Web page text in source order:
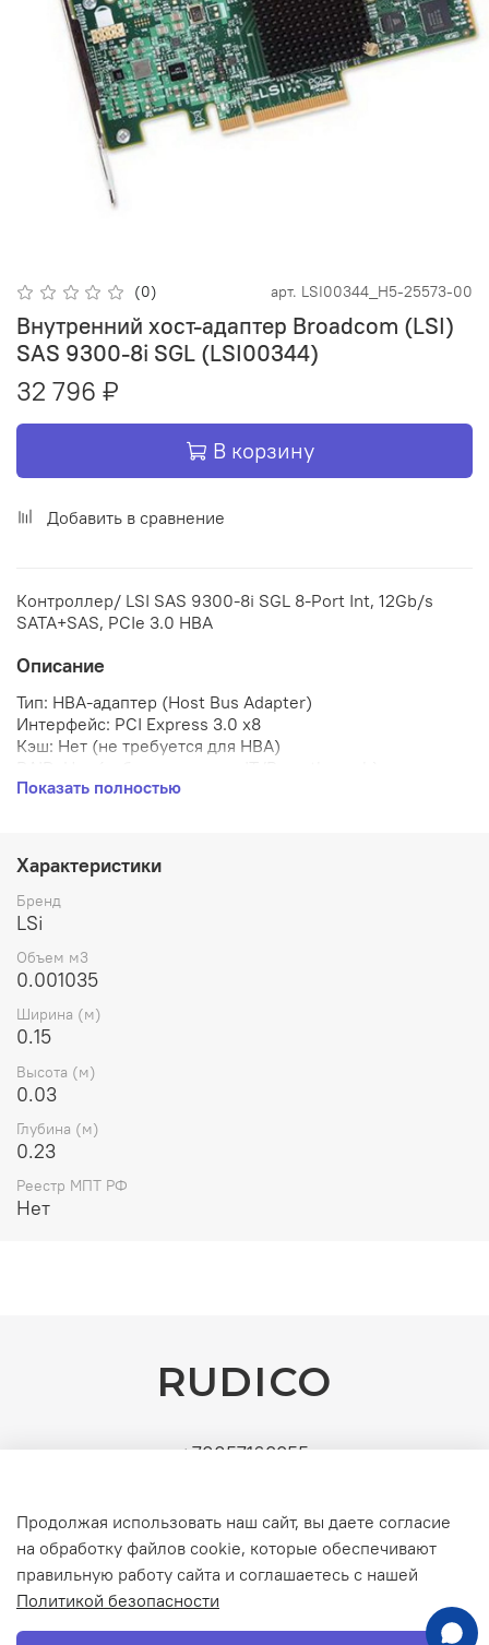
(0) арт. LSI00344_H5-25573-00
Внутренний хост-адаптер Broadcom (LSI)
SAS 9300-8i SGL (LSI00344)
32 796 ₽
В корзину
Добавить в сравнение
Контроллер/ LSI SAS 9300-8i SGL 8-Port Int, 12Gb/s
SATA+SAS, PCIe 3.0 HBA
Описание
Тип: HBA-адаптер (Host Bus Adapter)
Интерфейс: PCI Express 3.0 x8
Кэш: Нет (не требуется для HBA)
Разъемы: 2*SFF-8643 (внутренние Mini-SAS HD)
Форм-фактор: Низкопрофильный (Low Profile)
Показать полностью
Характеристики
Бренд
LSi
Объем м3
0.001035
Ширина (м)
0.15
Высота (м)
0.03
Глубина (м)
0.23
Реестр МПТ РФ
Нет
+79857163355
УСН (без НДС). Официальные b2b-поставки
серверного и инженерного оборудования
RUDICO
Интернет-магазин создан на inSales
Продолжая использовать наш сайт, вы даете согласие
на обработку файлов cookie, которые обеспечивают
правильную работу сайта и соглашаетесь с нашей
Политикой безопасности